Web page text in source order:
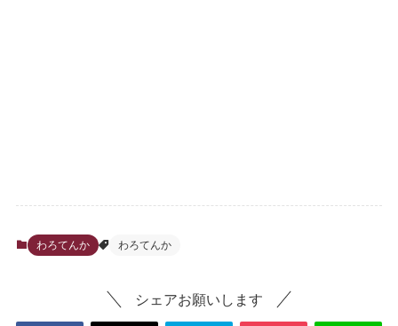
わろてんか わろてんか
シェアお願いします